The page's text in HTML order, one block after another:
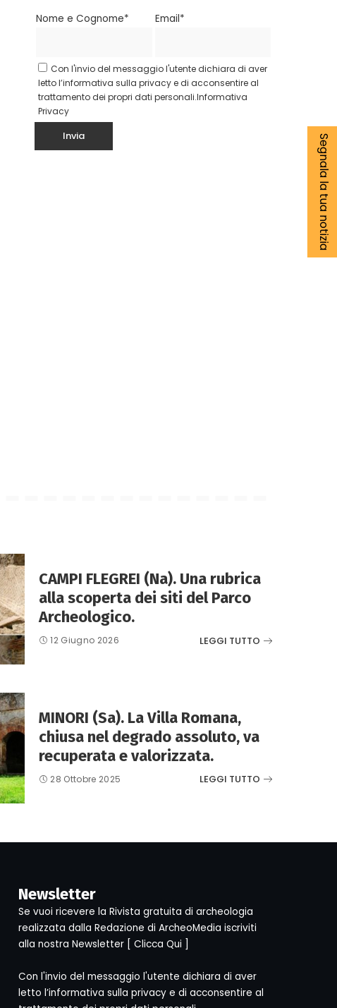
Nome e Cognome* Email*
Con l'invio del messaggio l'utente dichiara di aver
letto l’informativa sulla privacy e di acconsentire al
trattamento dei propri dati personali.Informativa
Privacy
CAMPI FLEGREI (Na). Una rubrica
alla scoperta dei siti del Parco
Archeologico.
12 Giugno 2026 LEGGI TUTTO
MINORI (Sa). La Villa Romana,
chiusa nel degrado assoluto, va
recuperata e valorizzata.
28 Ottobre 2025 LEGGI TUTTO
Segnala la tua notizia
Newsletter
Se vuoi ricevere la Rivista gratuita di archeologia
realizzata dalla Redazione di ArcheoMedia iscriviti
alla nostra Newsletter [ Clicca Qui ]
Con l'invio del messaggio l'utente dichiara di aver
letto l’informativa sulla privacy e di acconsentire al